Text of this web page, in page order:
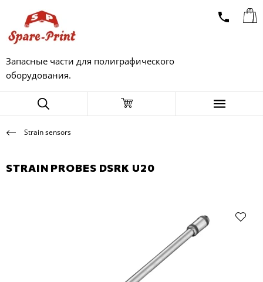
Запасные части для полиграфического
оборудования.
Strain sensors
STRAIN PROBES DSRK U20